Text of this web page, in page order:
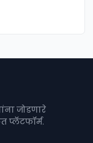
जोडणारे
प्लॅटफॉर्म.